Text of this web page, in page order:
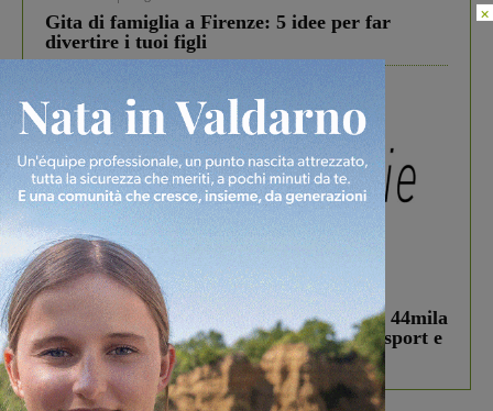
Gita di famiglia a Firenze: 5 idee per far
divertire i tuoi figli
In vetrina 3 Agosto 2026
Estra Notizie agosto: Smart Cities, oltre 44mila
studenti coinvolti, torna il bando per lo sport e
debutta il podcast Estrair
×